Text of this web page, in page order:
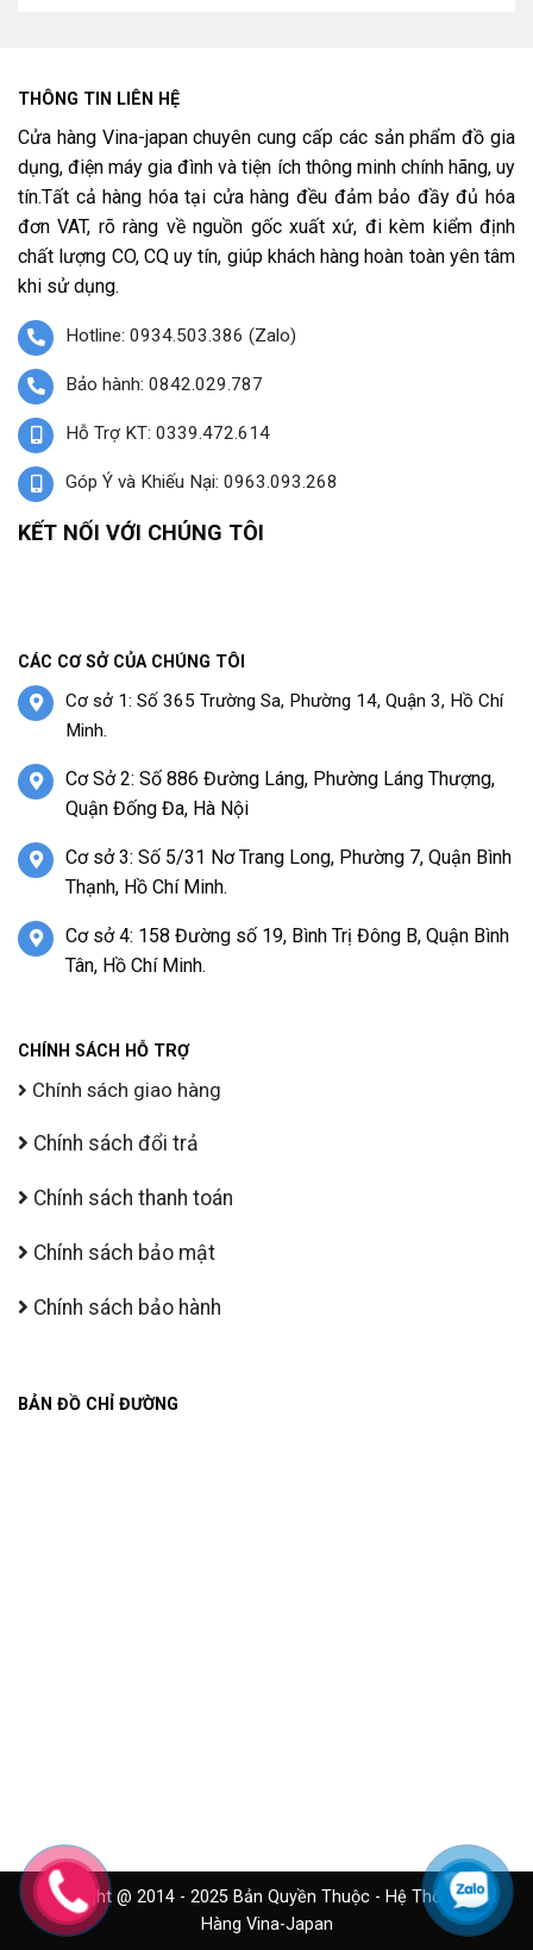
THÔNG TIN LIÊN HỆ
Cửa hàng Vina-japan chuyên cung cấp các sản phẩm đồ gia
dụng, điện máy gia đình và tiện ích thông minh chính hãng, uy
tín.Tất cả hàng hóa tại cửa hàng đều đảm bảo đầy đủ hóa
đơn VAT, rõ ràng về nguồn gốc xuất xứ, đi kèm kiểm định
chất lượng CO, CQ uy tín, giúp khách hàng hoàn toàn yên tâm
khi sử dụng.
Hotline: 0934.503.386 (Zalo)
Bảo hành: 0842.029.787
Hỗ Trợ KT: 0339.472.614
Góp Ý và Khiếu Nại: 0963.093.268
KẾT NỐI VỚI CHÚNG TÔI
CÁC CƠ SỞ CỦA CHÚNG TÔI
Cơ sở 1: Số 365 Trường Sa, Phường 14, Quận 3, Hồ Chí
Minh.
Cơ Sở 2: Số 886 Đường Láng, Phường Láng Thượng,
Quận Đống Đa, Hà Nội
Cơ sở 3: Số 5/31 Nơ Trang Long, Phường 7, Quận Bình
Thạnh, Hồ Chí Minh.
Cơ sở 4: 158 Đường số 19, Bình Trị Đông B, Quận Bình
Tân, Hồ Chí Minh.
CHÍNH SÁCH HỖ TRỢ
Chính sách giao hàng
Chính sách đổi trả
Chính sách thanh toán
Chính sách bảo mật
Chính sách bảo hành
BẢN ĐỒ CHỈ ĐƯỜNG
Copyright @ 2014 - 2025 Bản Quyền Thuộc - Hệ Thống Cửa
Hàng Vina-Japan